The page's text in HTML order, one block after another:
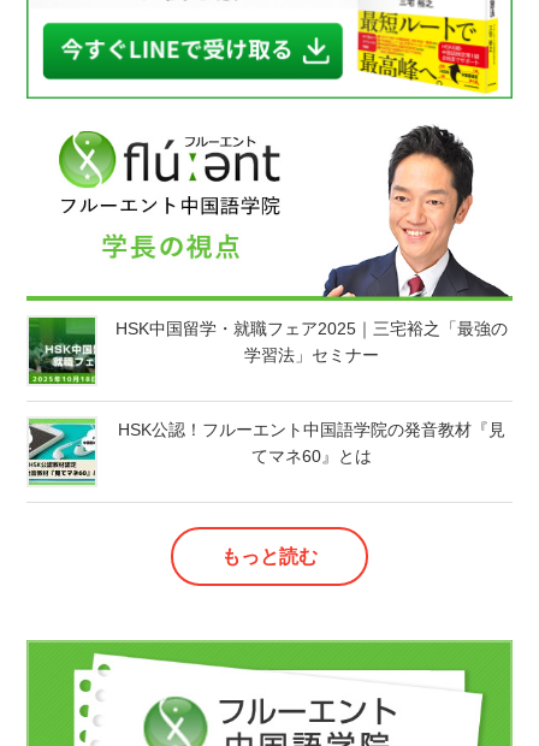
HSK中国留学・就職フェア2025｜三宅裕之「最強の
学習法」セミナー
HSK公認！フルーエント中国語学院の発音教材『見
てマネ60』とは
もっと読む